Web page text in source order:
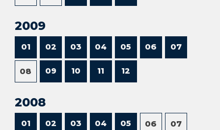
2009
01 02 03 04 05 06 07
08 09 10 11 12
2008
01 02 03 04 05 06 07